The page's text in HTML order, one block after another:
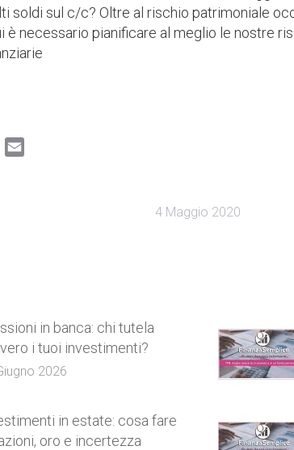
soldi sul c/c? Oltre al rischio patrimoniale
è necessario pianificare al meglio le nostre
WhatsApp
4 Maggio 2020
in banca: chi tutela
i tuoi investimenti?
2026
in estate: cosa fare
oro e incertezza